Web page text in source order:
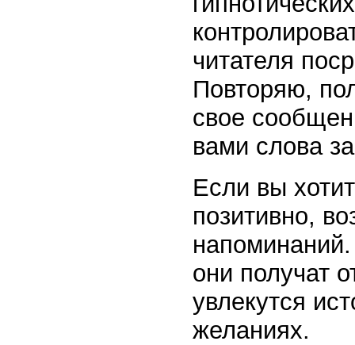
читателя
Повторяю,
свое
вами слова
Если вы
позитивно,
они получат
увлекутся
желаниях.